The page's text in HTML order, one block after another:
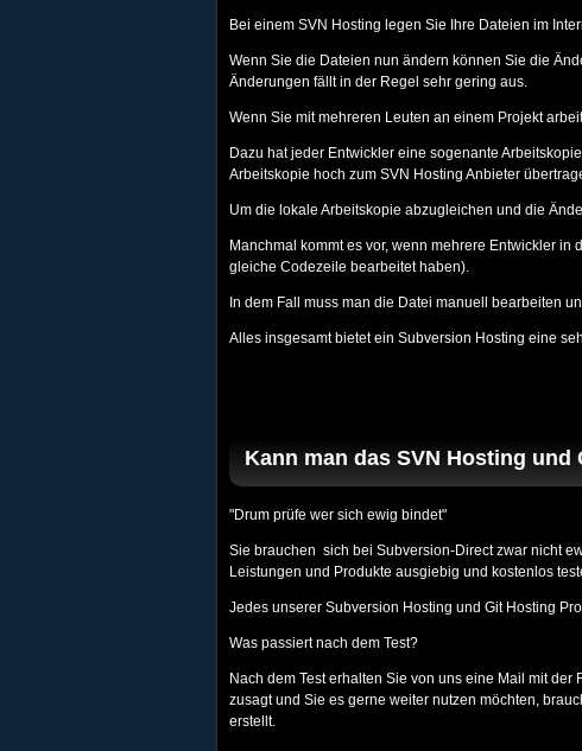
Bei einem SVN Hosting legen Sie Ihre Dateien im
Wenn Sie die Dateien nun ändern können Sie die
Änderungen fällt in der Regel sehr gering aus.
Wenn Sie mit mehreren Leuten an einem Projekt
Dazu hat jeder Entwickler eine sogenante
Arbeitskopie hoch zum SVN Hosting Anbieter
Um die lokale Arbeitskopie abzugleichen und die
Manchmal kommt es vor, wenn mehrere Entwickler
gleiche Codezeile bearbeitet haben).
In dem Fall muss man die Datei manuell bearbeiten
Alles insgesamt bietet ein Subversion Hosting eine
Kann man das SVN Hosting
"Drum prüfe wer sich ewig bindet"
Sie brauchen sich bei Subversion-Direct zwar nicht
Leistungen und Produkte ausgiebig und kostenlos
Jedes unserer Subversion Hosting und Git Hosting
Was passiert nach dem Test?
Nach dem Test erhalten Sie von uns eine Mail mit
zusagt und Sie es gerne weiter nutzen möchten,
erstellt.